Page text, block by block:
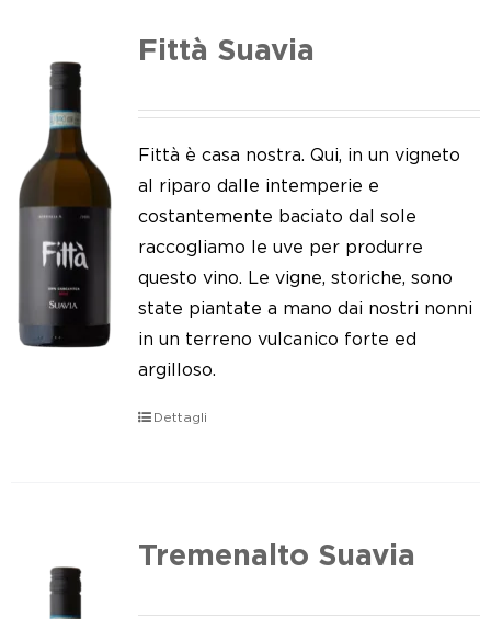
Fittà Suavia
Fittà è casa nostra. Qui, in un vigneto
al riparo dalle intemperie e
costantemente baciato dal sole
raccogliamo le uve per produrre
questo vino. Le vigne, storiche, sono
state piantate a mano dai nostri nonni
in un terreno vulcanico forte ed
argilloso.
Dettagli
Tremenalto Suavia